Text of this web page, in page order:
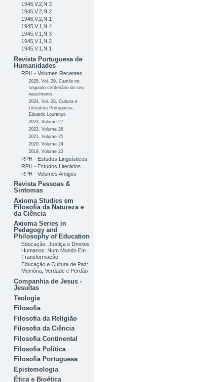
1946,V.2,N.3
1946,V.2,N.2
1946,V.2,N.1
1945,V.1,N.4
1945,V.1,N.3
1945,V.1,N.2
1945,V.1,N.1
Revista Portuguesa de
Humanidades
RPH - Volumes Recentes
2025, Vol. 29, Camilo no
segundo centenário do seu
nascimento
2024, Vol. 28, Cultura e
Literatura Portuguesa,
Eduardo Lourenço
2023, Volume 27
2022, Volume 26
2021, Volume 25
2020, Volume 24
2019, Volume 23
RPH - Estudos Linguísticos
RPH - Estudos Literários
RPH - Volumes Antigos
Revista Pessoas &
Sintomas
Axioma Studies em
Filosofia da Natureza e
da Ciência
Axioma Series in
Pedagogy and
Philosophy of Education
Educação, Justiça e Direitos
Humanos: Num Mundo Em
Transformação
Educação e Cultura de Paz:
Memória, Verdade e Perdão
Companhia de Jesus -
Jesuítas
Teologia
Filosofia
Filosofia da Religião
Filosofia da Ciência
Filosofia Continental
Filosofia Política
Filosofia Portuguesa
Epistemologia
Ética e Bioética